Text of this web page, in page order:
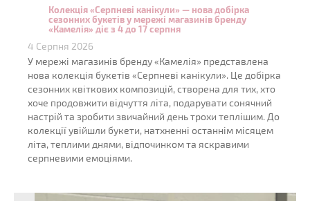
Колекція «Серпневі канікули» — нова добірка
сезонних букетів у мережі магазинів бренду
«Камелія» діє з 4 до 17 серпня
4 Серпня 2026
У мережі магазинів бренду «Камелія» представлена
нова колекція букетів «Серпневі канікули». Це добірка
сезонних квіткових композицій, створена для тих, хто
хоче продовжити відчуття літа, подарувати сонячний
настрій та зробити звичайний день трохи теплішим. До
колекції увійшли букети, натхненні останнім місяцем
літа, теплими днями, відпочинком та яскравими
серпневими емоціями.